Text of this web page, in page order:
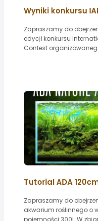
Wyniki konkursu
Zapraszamy do
edycji konkursu
Contest
Tutorial ADA
Zapraszamy do
akwarium roślinnego o
pojemności 300l. W